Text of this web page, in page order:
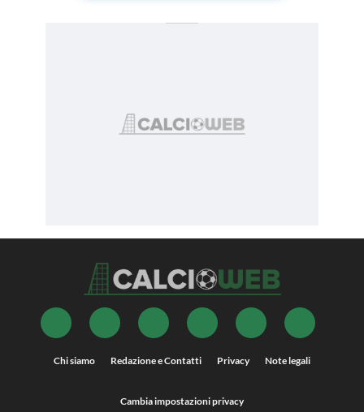
Chi siamo Redazione e Contatti Privacy Note legali
Cambia impostazioni privacy